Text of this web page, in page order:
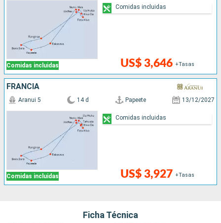
Comidas incluidas US$ 3,646 +Tasas
Comidas incluidas
FRANCIA
Comidas incluidas
Aranui 5 14 d Papeete 13/12/2027
US$ 3,927 +Tasas
Comidas incluidas
Ficha Técnica